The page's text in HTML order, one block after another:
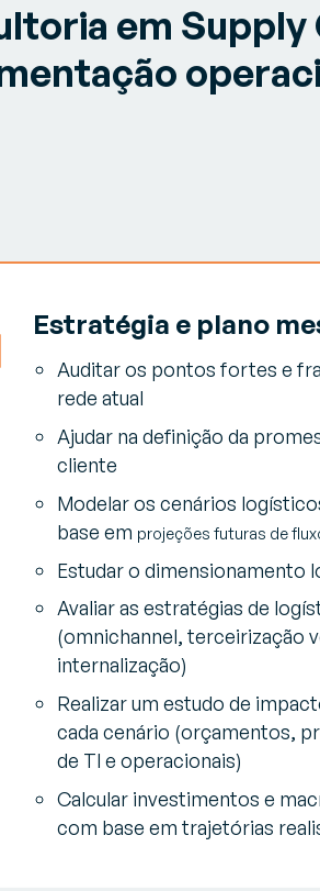
em Supply
Estratégia e plano
Auditar os pontos fortes e
rede atual
Ajudar na definição da
cliente
Modelar os cenários
base em projeções futuras de
Estudar o dimensionamento
Avaliar as estratégias de
(omnichannel, terceirização
internalização)
Realizar um estudo de
cada cenário (orçamentos,
de TI e operacionais)
Calcular investimentos e
com base em trajetórias